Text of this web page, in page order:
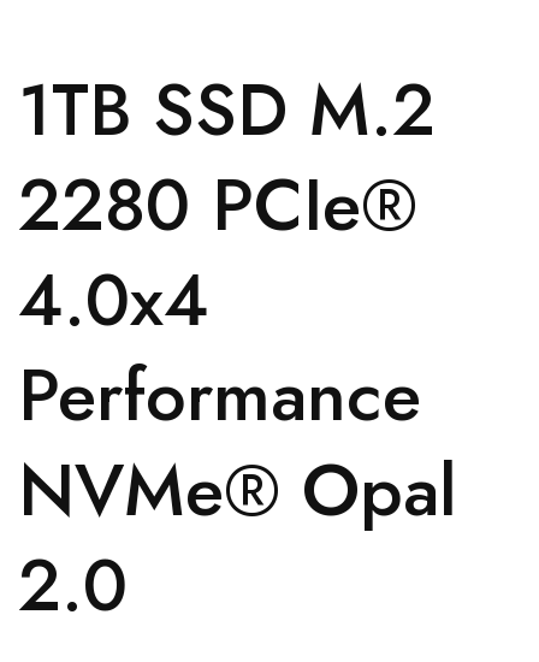
1TB SSD M.2
2280 PCIe®
4.0x4
Performance
NVMe® Opal
2.0